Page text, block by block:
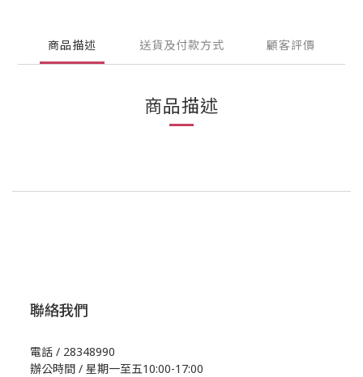
商品描述 送貨及付款方式 顧客評價
商品描述
聯絡我們
電話 / 28348990
辦公時間 / 星期一至五10:00-17:00